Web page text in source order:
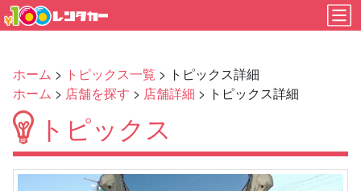
ホーム > トピックス一覧 > トピックス詳細
ホーム > 店舗を探す > 店舗詳細 > トピックス詳細
トピックス